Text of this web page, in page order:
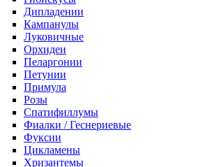
Дипладении
Кампанулы
Луковичные
Орхидеи
Пеларгонии
Петунии
Примула
Розы
Спатифиллумы
Фиалки / Геснериевые
Фуксии
Цикламены
Хризантемы